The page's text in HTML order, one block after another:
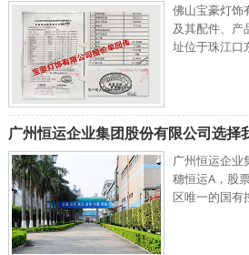
佛山宝豪灯饰
及其配件、产
址位于珠江口
广州恒运企业集团股份有限公司选择
广州恒运企业
穗恒运A，股
区唯一的国有